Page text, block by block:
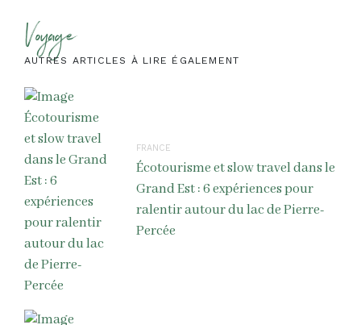
Voyage
AUTRES ARTICLES À LIRE ÉGALEMENT
FRANCE
Écotourisme et slow travel dans le
Grand Est : 6 expériences pour
ralentir autour du lac de Pierre-
Percée